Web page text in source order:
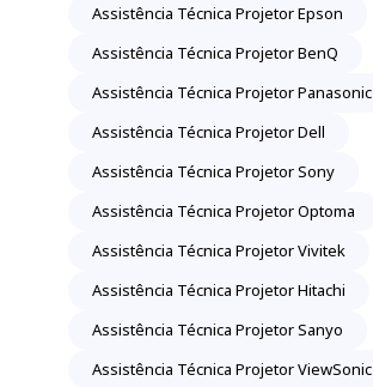
Assistência Técnica Projetor Epson
Assistência Técnica Projetor BenQ
Assistência Técnica Projetor Panasonic
Assistência Técnica Projetor Dell
Assistência Técnica Projetor Sony
Assistência Técnica Projetor Optoma
Assistência Técnica Projetor Vivitek
Assistência Técnica Projetor Hitachi
Assistência Técnica Projetor Sanyo
Assistência Técnica Projetor ViewSonic